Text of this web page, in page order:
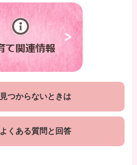
見つからないときは
よくある質問と回答